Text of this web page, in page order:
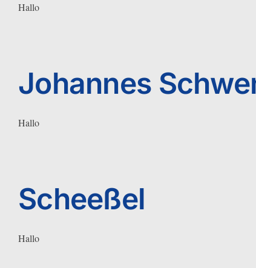
Hallo
Johannes
Hallo
Scheeßel
Hallo